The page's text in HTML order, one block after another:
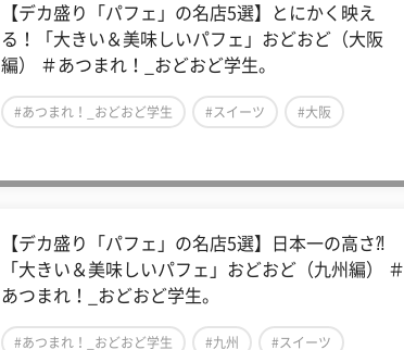
【デカ盛り「パフェ」の名店5選】とにかく映え
る！「大きい＆美味しいパフェ」おどおど（大阪
編） ＃あつまれ！_おどおど学生。
#あつまれ！_おどおど学生 #スイーツ #大阪
【デカ盛り「パフェ」の名店5選】日本一の高さ⁈
「大きい＆美味しいパフェ」おどおど（九州編） ＃
あつまれ！_おどおど学生。
#あつまれ！_おどおど学生 #九州 #スイーツ